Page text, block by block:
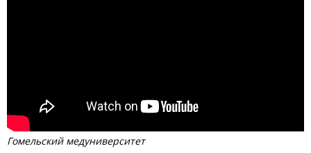
Гомельский медуниверситет